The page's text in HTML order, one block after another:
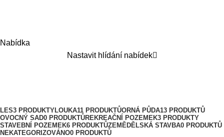
Nabídka
Nastavit hlídání nabídek
LES3 PRODUKTY LOUKA11 PRODUKTŮORNÁ PŮDA13 PRODUKTŮ
OVOCNÝ SAD0 PRODUKTŮREKREAČNÍ POZEMEK3 PRODUKTY
STAVEBNÍ POZEMEK6 PRODUKTŮZEMĚDĚLSKÁ STAVBA0 PRODUKTŮ
NEKATEGORIZOVÁNO0 PRODUKTŮ